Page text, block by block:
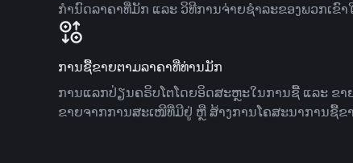
ກໍານົດລາຄາທີ່ມັກ ແລະ ວິທີການຈ່າຍຊຳລະຂອງພວກເຂົາ
ການຊື້ຂາຍຕາມລາຄາທີ່ທ່ານມັກ
ການແລກປ່ຽນຄຣິບໂຕໂດຍອິດສະຫຼະໃນການຊື້ ແລະ ຂາ
ຂາຍຈາກການສະເໜີທີ່ມີຢູ່ ຫຼື ສ້າງການໂຄສະນາການຊື້ຂ